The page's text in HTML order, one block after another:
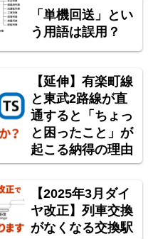
「単機回送」とい
う用語は誤用？
【延伸】有楽町線
と東武2路線が直
通すると「ちょっ
と困ったこと」が
起こる納得の理由
【2025年3月ダイ
ヤ改正】列車交換
がなくなる交換駅